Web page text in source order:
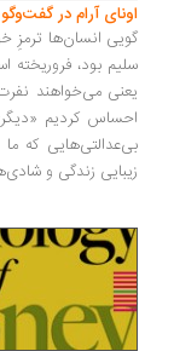
آرام در گفت‌وگو با
انسان‌ها ترمزِ خود را
بود، فروریخته است.
می‌خواهند نفرت،
کردیم «دیگری»
که ما را
زندگی و شادی‌هایش